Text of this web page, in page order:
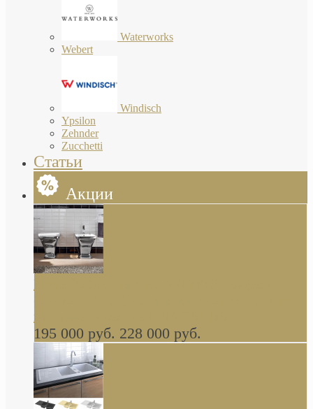
Waterworks
Webert
Windisch
Ypsilon
Zehnder
Zucchetti
Статьи
Акции
Butterfly Scarabeo КОМПЛЕКТ санфаянса
глянцевая платина В НАЛИЧИИ
195 000 руб. 228 000 руб.